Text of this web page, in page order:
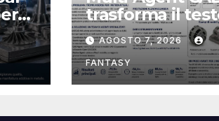
trasforma il
CAD usando 116
volte meno
AGOSTO 7, 2026
FANTASY